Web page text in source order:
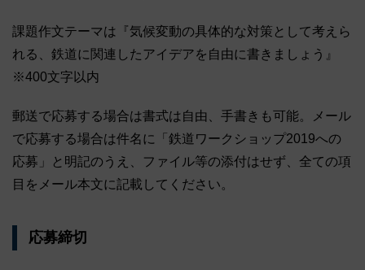
課題作文テーマは『気候変動の具体的な対策として考えら
れる、鉄道に関連したアイデアを自由に書きましょう』
※400文字以内
郵送で応募する場合は書式は自由、手書きも可能。メール
で応募する場合は件名に「鉄道ワークショップ2019への
応募」と明記のうえ、ファイル等の添付はせず、全ての項
目をメール本文に記載してください。
応募締切